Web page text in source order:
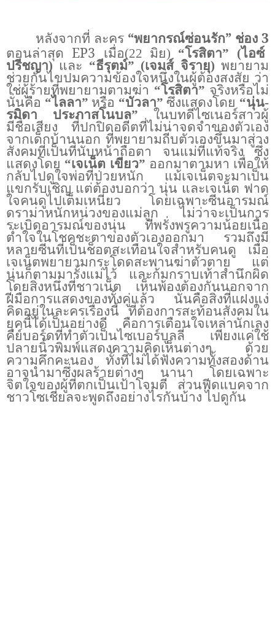
หลังจากที่ ละคร “พยากรณ์ซ่อนรัก” ช่อง 3
ตอนล่าสุดEP3 เมื่อ(22 มิย) “โรสิตา” (ไอซ์
ปรีชญา)และ “ธีรุตม์” (เจมส์ จิรายุ) พยายาม
ช่วยกันไขปมความข้องใจหนึ่งในผู้ต้องสงสัย ว่า
ใช่ผู้ร้ายที่พยายามตามฆ่า “โรสิตา” จริงหรือไม่
นั่นคือ “ไลลา” หรือ “บัวลา” ซึ่งแสดงโดย “นุ่น-
รมิดา ประภาสโนบล” ในบทดีไซเนอร์สาวผู้
มีชื่อเสียง ที่ปกปิดอดีตที่ไม่น่าจดจำของตัวเอง
จากเด็กบ้านนอก ที่พยายามถีบตัวเองขึ้นมาสู่วง
สังคมที่เป็นที่นับหน้าถือตา จนแม่ที่แท้จริง ซึ่ง
แสดงโดย “เจเน็ต เขียว” ออกมาตามหา เพื่อให้
กลับไปดูใจพ่อที่ป่วยหนัก แม้เจเน็ตจะมาเป็น
แขกรับเชิญ แต่ต้องบอกว่า นุ่น และเจเน็ต ฟาด
ใจคนดูไปเต็มเหนี่ยว โดยเฉพาะซีนอารมณ์
ดราม่าหนักหน่วงของแม่ลูก ไม่ว่าจะเป็นการ
ระเบิดอารมณ์ของนุ่น ที่พรั่งพรูความน้อยเนื้อ
ต่ำใจในโชคชะตาของตัวเองออกมา รวมถึงมี
หลายซีนที่เป็นช็อตสะเทือนใจสำหรับคนดู เมื่อ
เจเน็ตพยายามกระโดดสะพานฆ่าตัวตาย แต่
นุ่นก็ตามมารั้งแม่ไว้ และก้มกราบเท้าสำนึกผิด
โดยสิ่งหนึ่งที่ชาวเน็ต เห็นพ้องต้องกันนอกจาก
ฝีมือการแสดงของทั้งคู่แล้ว นั่นคือสิ่งที่แฝงแง่
คิดอยู่ในละครเรื่องนี้ ที่ต้องการสะท้อนสังคมใน
ยุคนี้ได้เป็นอย่างดี คือการเตือนใจเหล่านักเลง
คีย์บอร์ดที่ทำตัวเป็นไซเบอร์บูลลี่ เพียงแค่ใช้
ปลายนิ้วพิมพ์แสดงความคิดเห็นต่างๆ ด้วย
ความคึกคะนอง ทั้งที่ไม่ได้ฟังความทั้งสองด้าน
อาจนำมาซึ่งผลร้ายต่างๆ นานา โดยเฉพาะ
จิตใจของผู้ที่ตกเป็นเป้าโจมตี ส่วนฟีดแบคจาก
ชาวโซเชี่ยลจะพูดถึงอย่างไรกันบ้าง ไปดูกัน